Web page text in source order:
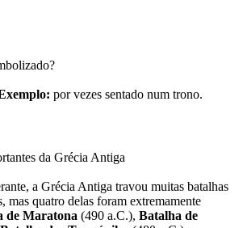
por vezes sentado num trono.
da Grécia Antiga
a Grécia Antiga travou muitas batalhas
mas quatro delas foram extremamente
de Maratona (490 a.C.), Batalha de